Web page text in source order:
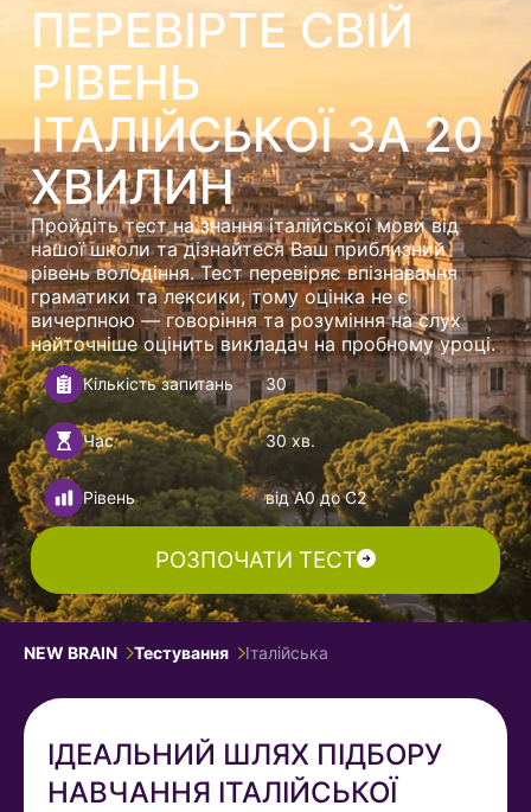
ПЕРЕВІРТЕ СВІЙ
РІВЕНЬ
ІТАЛІЙСЬКОЇ ЗА 20
ХВИЛИН
Пройдіть тест на знання італійської мови від
нашої школи та дізнайтеся Ваш приблизний
рівень володіння. Тест перевіряє впізнавання
граматики та лексики, тому оцінка не є
вичерпною — говоріння та розуміння на слух
найточніше оцінить викладач на пробному уроці.
РОЗПОЧАТИ ТЕСТ
Кількість запитань 30
Час 30 хв.
Рівень від А0 до C2
NEW BRAIN Тестування Італійська
ІДЕАЛЬНИЙ ШЛЯХ ПІДБОРУ
НАВЧАННЯ ІТАЛІЙСЬКОЇ